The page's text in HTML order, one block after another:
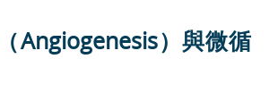
Angiogenesis）與微循